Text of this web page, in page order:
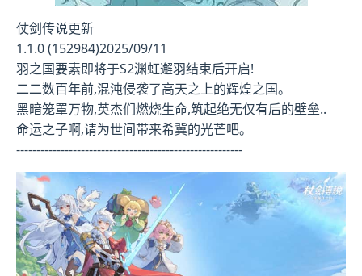
仗剑传说更新
1.1.0 (152984)2025/09/11
羽之国要素即将于S2渊虹邂羽结束后开启!
二二数百年前,混沌侵袭了高天之上的辉煌之国。
黑暗笼罩万物,英杰们燃烧生命,筑起绝无仅有后的壁垒..
命运之子啊,请为世间带来希冀的光芒吧。
--------------------------------------------------------